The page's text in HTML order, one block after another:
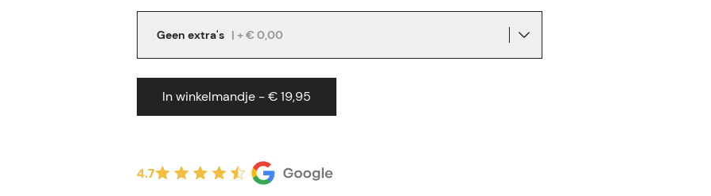
Geen extra's | + € 0,00
In winkelmandje - € 19,95
4.7